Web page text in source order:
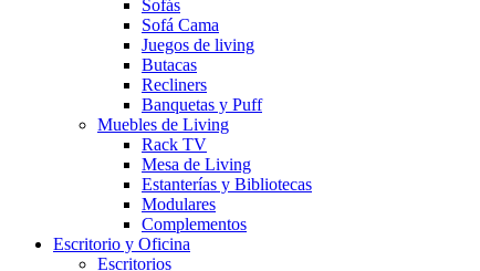
Sofás
Sofá Cama
Juegos de living
Butacas
Recliners
Banquetas y Puff
Muebles de Living
Rack TV
Mesa de Living
Estanterías y Bibliotecas
Modulares
Complementos
Escritorio y Oficina
Escritorios